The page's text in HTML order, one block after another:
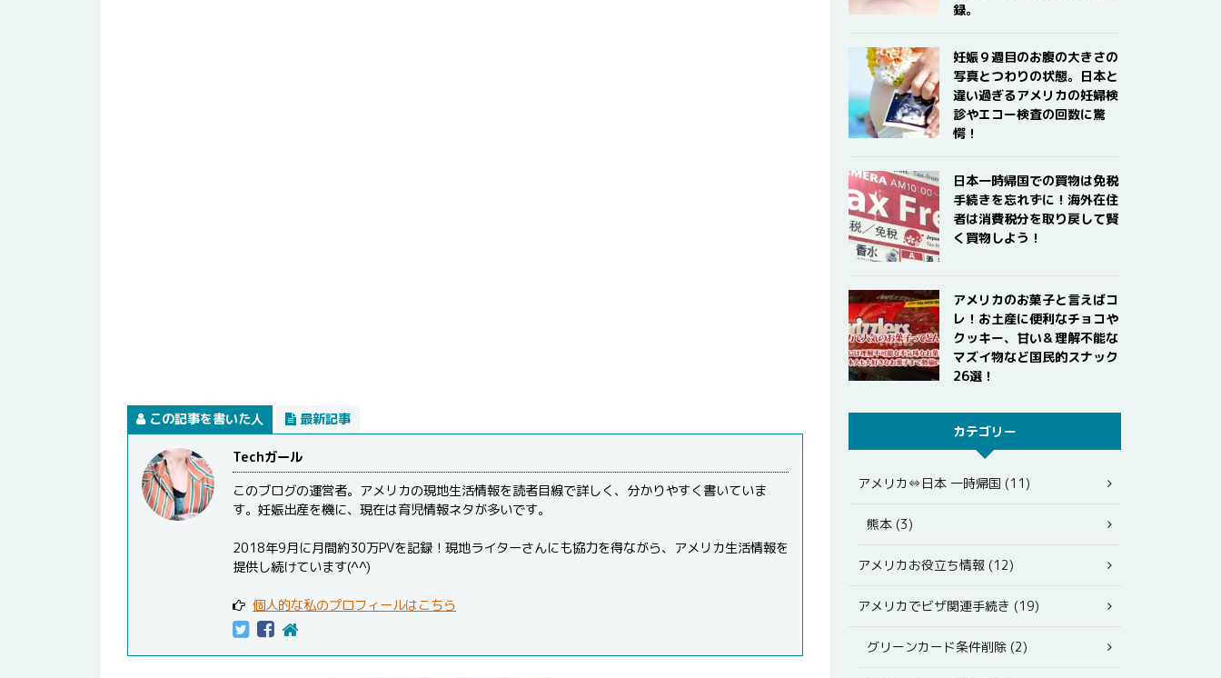
この記事を書いた人 最新記事
Techガール
このブログの運営者。アメリカの現地生活情報を読者目線で詳しく、分かりやすく書いていま
す。妊娠出産を機に、現在は育児情報ネタが多いです。
2018年9月に月間約30万PVを記録！現地ライターさんにも協力を得ながら、アメリカ生活情報を
提供し続けています(^^)
個人的な私のプロフィールはこちら
録。
妊娠９週目のお腹の大きさの
写真とつわりの状態。日本と
違い過ぎるアメリカの妊婦検
診やエコー検査の回数に驚
愕！
日本一時帰国での買物は免税
手続きを忘れずに！海外在住
者は消費税分を取り戻して賢
く買物しよう！
アメリカのお菓子と言えばコ
レ！お土産に便利なチョコや
クッキー、甘い＆理解不能な
マズイ物など国民的スナック
26選！
カテゴリー
アメリカ⇔日本 一時帰国 (11)
熊本 (3)
アメリカお役立ち情報 (12)
アメリカでビザ関連手続き (19)
グリーンカード条件削除 (2)